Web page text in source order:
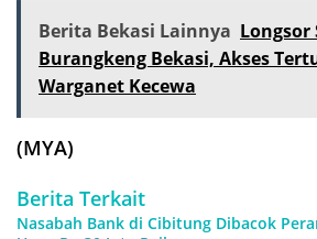
Berita Bekasi Lainnya Longsor
Burangkeng Bekasi, Akses
Warganet Kecewa
(MYA)
Berita Terkait
Nasabah Bank di Cibitung Dibacok